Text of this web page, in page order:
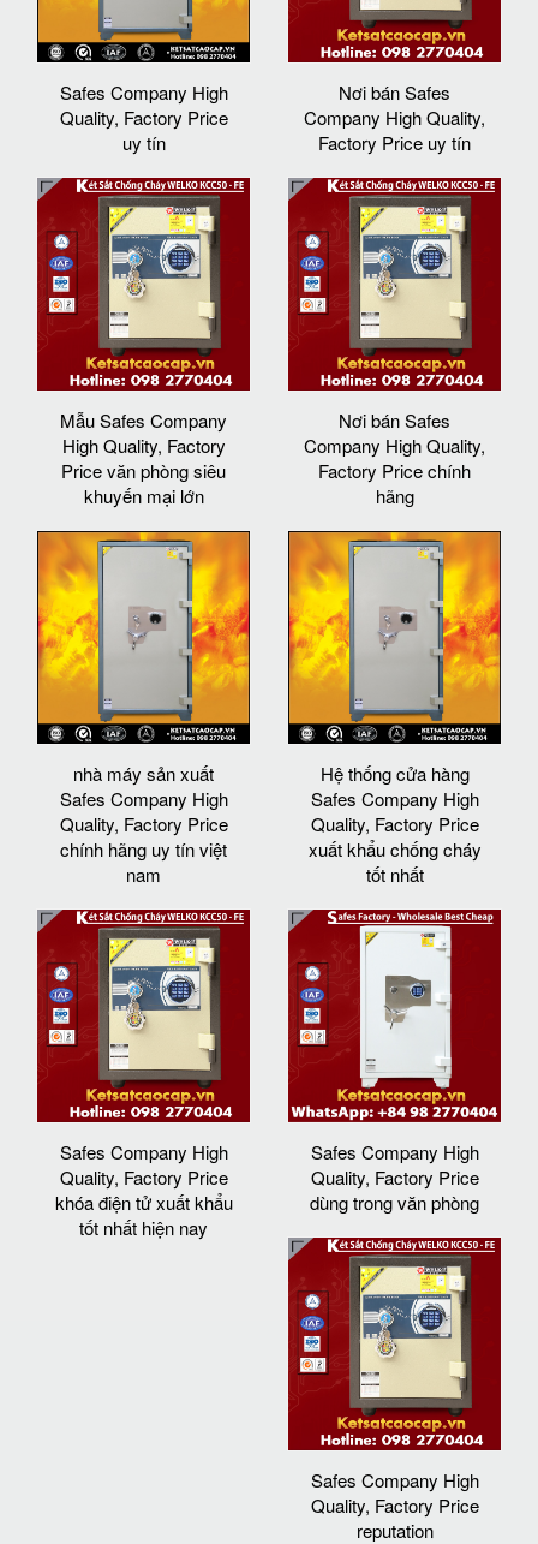
Safes Company High
Quality, Factory Price
uy tín
Nơi bán Safes
Company High Quality,
Factory Price uy tín
Mẫu Safes Company
High Quality, Factory
Price văn phòng siêu
khuyến mại lớn
Nơi bán Safes
Company High Quality,
Factory Price chính
hãng
nhà máy sản xuất
Safes Company High
Quality, Factory Price
chính hãng uy tín việt
nam
Hệ thống cửa hàng
Safes Company High
Quality, Factory Price
xuất khẩu chống cháy
tốt nhất
Safes Company High
Quality, Factory Price
khóa điện tử xuất khẩu
tốt nhất hiện nay
Safes Company High
Quality, Factory Price
dùng trong văn phòng
Safes Company High
Quality, Factory Price
reputation